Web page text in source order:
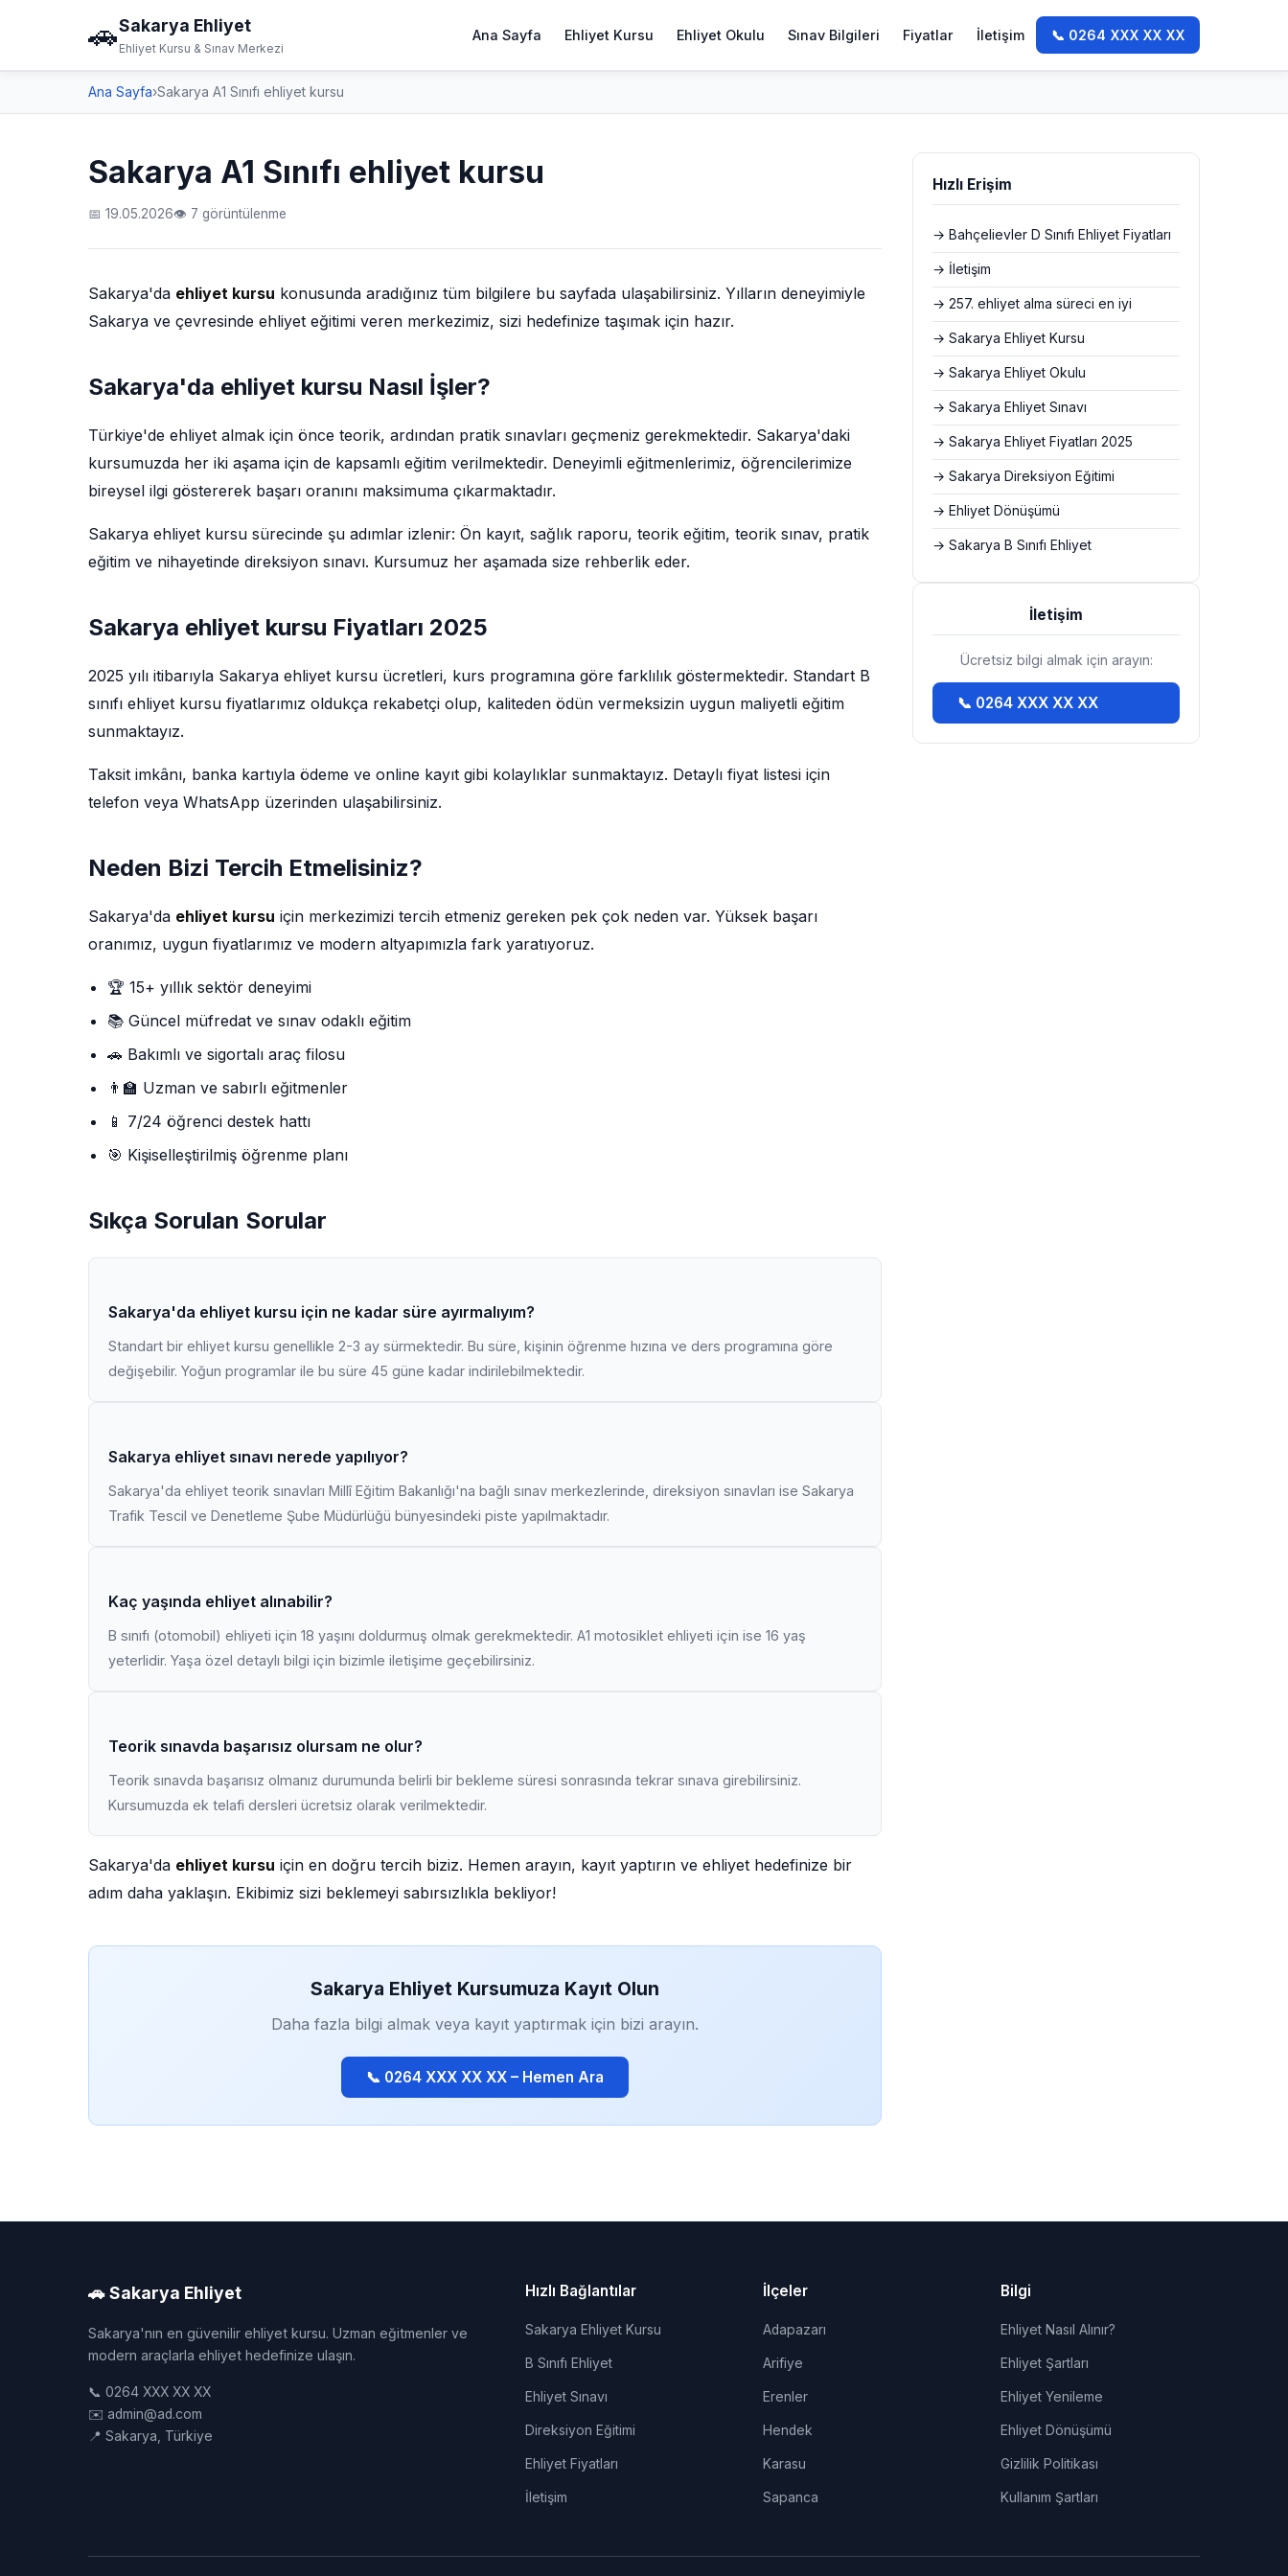
🚗Sakarya Ehliyet
Ehliyet Kursu & Sınav Merkezi
Ana Sayfa Ehliyet Kursu Ehliyet Okulu Sınav Bilgileri Fiyatlar İletişim 📞 0264 XXX XX XX
Ana Sayfa›Sakarya A1 Sınıfı ehliyet kursu
Sakarya A1 Sınıfı ehliyet kursu
📅 19.05.2026👁 7 görüntülenme
Sakarya'da ehliyet kursu konusunda aradığınız tüm bilgilere bu sayfada ulaşabilirsiniz. Yılların deneyimiyle
Sakarya ve çevresinde ehliyet eğitimi veren merkezimiz, sizi hedefinize taşımak için hazır.
Sakarya'da ehliyet kursu Nasıl İşler?
Türkiye'de ehliyet almak için önce teorik, ardından pratik sınavları geçmeniz gerekmektedir. Sakarya'daki
kursumuzda her iki aşama için de kapsamlı eğitim verilmektedir. Deneyimli eğitmenlerimiz, öğrencilerimize
bireysel ilgi göstererek başarı oranını maksimuma çıkarmaktadır.
Sakarya ehliyet kursu sürecinde şu adımlar izlenir: Ön kayıt, sağlık raporu, teorik eğitim, teorik sınav, pratik
eğitim ve nihayetinde direksiyon sınavı. Kursumuz her aşamada size rehberlik eder.
Sakarya ehliyet kursu Fiyatları 2025
2025 yılı itibarıyla Sakarya ehliyet kursu ücretleri, kurs programına göre farklılık göstermektedir. Standart B
sınıfı ehliyet kursu fiyatlarımız oldukça rekabetçi olup, kaliteden ödün vermeksizin uygun maliyetli eğitim
sunmaktayız.
Taksit imkânı, banka kartıyla ödeme ve online kayıt gibi kolaylıklar sunmaktayız. Detaylı fiyat listesi için
telefon veya WhatsApp üzerinden ulaşabilirsiniz.
Neden Bizi Tercih Etmelisiniz?
Sakarya'da ehliyet kursu için merkezimizi tercih etmeniz gereken pek çok neden var. Yüksek başarı
oranımız, uygun fiyatlarımız ve modern altyapımızla fark yaratıyoruz.
🏆 15+ yıllık sektör deneyimi
📚 Güncel müfredat ve sınav odaklı eğitim
🚗 Bakımlı ve sigortalı araç filosu
👨‍🏫 Uzman ve sabırlı eğitmenler
📱 7/24 öğrenci destek hattı
🎯 Kişiselleştirilmiş öğrenme planı
Sıkça Sorulan Sorular
Sakarya'da ehliyet kursu için ne kadar süre ayırmalıyım?
Standart bir ehliyet kursu genellikle 2-3 ay sürmektedir. Bu süre, kişinin öğrenme hızına ve ders programına göre
değişebilir. Yoğun programlar ile bu süre 45 güne kadar indirilebilmektedir.
Sakarya ehliyet sınavı nerede yapılıyor?
Sakarya'da ehliyet teorik sınavları Millî Eğitim Bakanlığı'na bağlı sınav merkezlerinde, direksiyon sınavları ise Sakarya
Trafik Tescil ve Denetleme Şube Müdürlüğü bünyesindeki piste yapılmaktadır.
Kaç yaşında ehliyet alınabilir?
B sınıfı (otomobil) ehliyeti için 18 yaşını doldurmuş olmak gerekmektedir. A1 motosiklet ehliyeti için ise 16 yaş
yeterlidir. Yaşa özel detaylı bilgi için bizimle iletişime geçebilirsiniz.
Teorik sınavda başarısız olursam ne olur?
Teorik sınavda başarısız olmanız durumunda belirli bir bekleme süresi sonrasında tekrar sınava girebilirsiniz.
Kursumuzda ek telafi dersleri ücretsiz olarak verilmektedir.
Sakarya'da ehliyet kursu için en doğru tercih biziz. Hemen arayın, kayıt yaptırın ve ehliyet hedefinize bir
adım daha yaklaşın. Ekibimiz sizi beklemeyi sabırsızlıkla bekliyor!
Sakarya Ehliyet Kursumuza Kayıt Olun
Daha fazla bilgi almak veya kayıt yaptırmak için bizi arayın.
📞 0264 XXX XX XX – Hemen Ara
Hızlı Erişim
→ Bahçelievler D Sınıfı Ehliyet Fiyatları
→ İletişim
→ 257. ehliyet alma süreci en iyi
→ Sakarya Ehliyet Kursu
→ Sakarya Ehliyet Okulu
→ Sakarya Ehliyet Sınavı
→ Sakarya Ehliyet Fiyatları 2025
→ Sakarya Direksiyon Eğitimi
→ Ehliyet Dönüşümü
→ Sakarya B Sınıfı Ehliyet
İletişim
Ücretsiz bilgi almak için arayın:
📞 0264 XXX XX XX
🚗 Sakarya Ehliyet
Sakarya'nın en güvenilir ehliyet kursu. Uzman eğitmenler ve
modern araçlarla ehliyet hedefinize ulaşın.
📞 0264 XXX XX XX
✉️ admin@ad.com
📍 Sakarya, Türkiye
Hızlı Bağlantılar
Sakarya Ehliyet Kursu
B Sınıfı Ehliyet
Ehliyet Sınavı
Direksiyon Eğitimi
Ehliyet Fiyatları
İletişim
İlçeler
Adapazarı
Arifiye
Erenler
Hendek
Karasu
Sapanca
Bilgi
Ehliyet Nasıl Alınır?
Ehliyet Şartları
Ehliyet Yenileme
Ehliyet Dönüşümü
Gizlilik Politikası
Kullanım Şartları